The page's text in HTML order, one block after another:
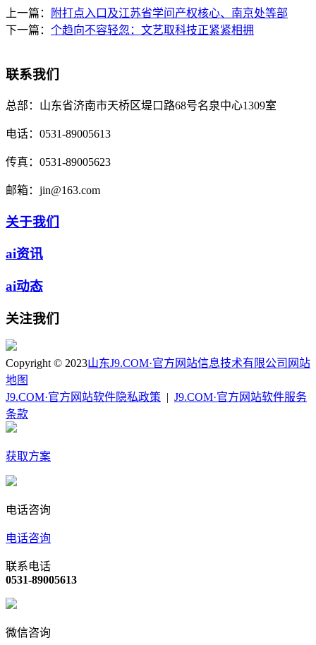
上一篇：
附打点入口及江苏省学问产权核心、南京处等部
下一篇： 个趋向不容轻忽：文艺取科技正紧紧相拥
联系我们
总部： 山东省济南市天桥区堤口路68号名泉中心1309室
电话： 0531-89005613
传真： 0531-89005623
邮箱： jin@163.com
关于我们
ai资讯
ai动态
关注我们
Copyright © 2023山东J9.COM·官方网站信息技术有限公司 网站
地图
J9.COM·官方网站软件隐私政策
J9.COM·官方网站软件服务
条款
获取方案
电话咨询
电话咨询
联系电话
0531-89005613
微信咨询